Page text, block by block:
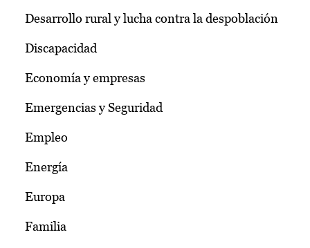
Desarrollo rural y lucha contra la despoblación
Discapacidad
Economía y empresas
Emergencias y Seguridad
Empleo
Energía
Europa
Familia